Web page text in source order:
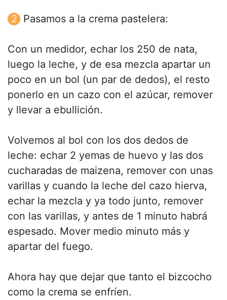
Pasamos a la crema pastelera:
Con un medidor, echar los 250 de nata,
luego la leche, y de esa mezcla apartar un
poco en un bol (un par de dedos), el resto
ponerlo en un cazo con el azúcar, remover
y llevar a ebullición.
Volvemos al bol con los dos dedos de
leche: echar 2 yemas de huevo y las dos
cucharadas de maizena, remover con unas
varillas y cuando la leche del cazo hierva,
echar la mezcla y ya todo junto, remover
con las varillas, y antes de 1 minuto habrá
espesado. Mover medio minuto más y
apartar del fuego.
Ahora hay que dejar que tanto el bizcocho
como la crema se enfríen.